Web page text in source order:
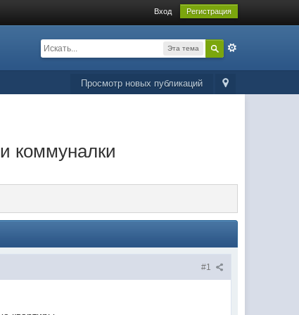
Вход Регистрация
Эта тема
Просмотр новых публикаций
коммуналки
#1